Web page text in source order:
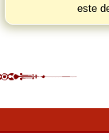
este